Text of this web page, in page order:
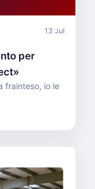
13 Jul
per
frainteso, io le